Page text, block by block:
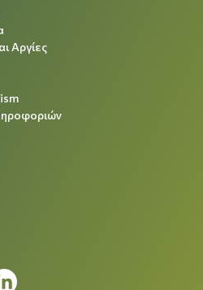
Αργίες